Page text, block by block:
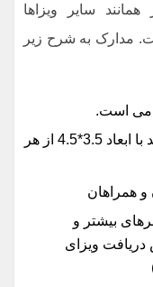
سایر ویزاها
مدارک به شرح زیر
است.
یک قطعه عکس پشت زمینه سفید با ابعاد 3.5*4.5 از هر
همراهان
بیشتر و
ویزای